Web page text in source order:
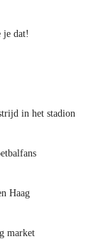
je dat!
in het stadion
Haag
market